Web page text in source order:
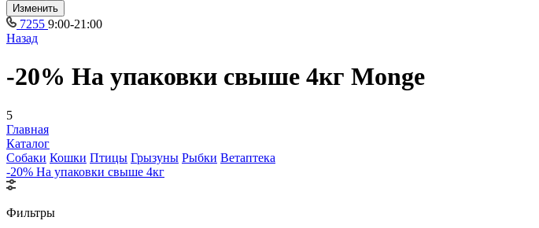
Изменить
7255 9:00-21:00
Назад
-20% На упаковки свыше 4кг Monge
5
Главная
Каталог
Собаки Кошки Птицы Грызуны Рыбки Ветаптека
-20% На упаковки свыше 4кг
Фильтры